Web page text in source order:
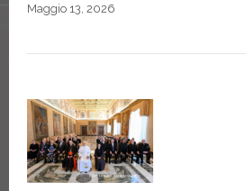
Maggio 13, 2026